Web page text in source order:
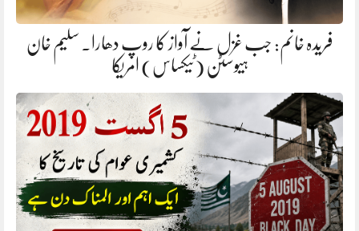
فریدہ خانم: جب غزل نے آواز کا روپ دھارا. سلیم خان
ہیوسٹن (ٹیکساس) امریکا